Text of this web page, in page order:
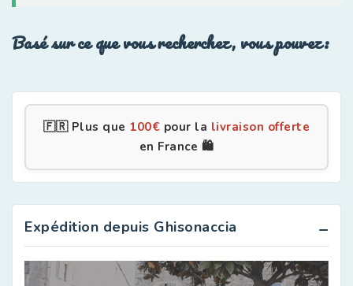
Basé sur ce que vous recherchez, vous pouvez:
🇫🇷 Plus que 100€ pour la livraison offerte
en France 🛍️
Expédition depuis Ghisonaccia